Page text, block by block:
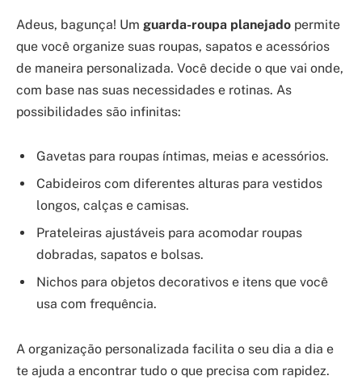
Adeus, bagunça! Um guarda-roupa planejado permite
que você organize suas roupas, sapatos e acessórios
de maneira personalizada. Você decide o que vai onde,
com base nas suas necessidades e rotinas. As
possibilidades são infinitas:
Gavetas para roupas íntimas, meias e acessórios.
Cabideiros com diferentes alturas para vestidos
longos, calças e camisas.
Prateleiras ajustáveis para acomodar roupas
dobradas, sapatos e bolsas.
Nichos para objetos decorativos e itens que você
usa com frequência.
A organização personalizada facilita o seu dia a dia e
te ajuda a encontrar tudo o que precisa com rapidez.